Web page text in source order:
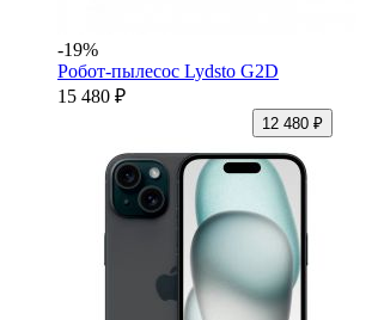
-19%
Робот-пылесос Lydsto G2D
15 480 ₽
12 480 ₽